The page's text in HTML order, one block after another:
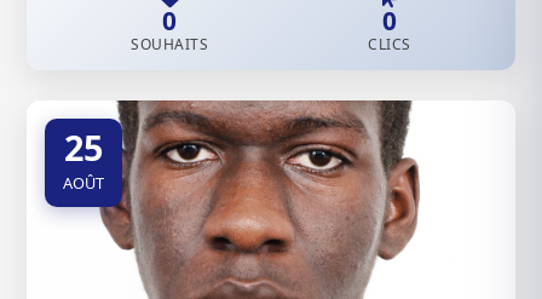
0
SOUHAITS
0
CLICS
25
AOÛT